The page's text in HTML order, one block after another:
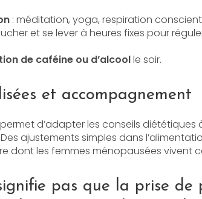
: méditation, yoga, respiration
et se lever à heures fixes pour
de caféine ou d’alcoolle soir.
et accompagnement
d’adapter les conseils
ajustements simples dans
dont les femmes ménopausées vivent
pas que la prise de